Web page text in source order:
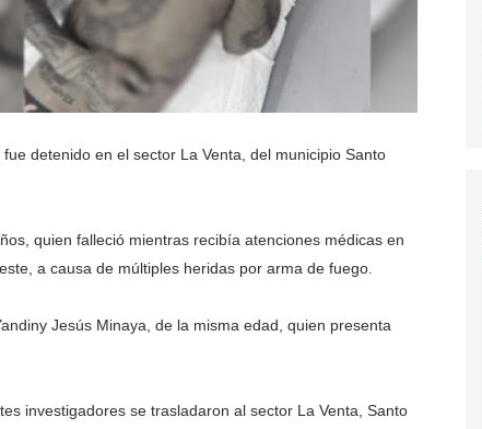
detenido en el sector La Venta, del municipio Santo
quien falleció mientras recibía atenciones médicas en
a causa de múltiples heridas por arma de fuego.
Jesús Minaya, de la misma edad, quien presenta
investigadores se trasladaron al sector La Venta, Santo